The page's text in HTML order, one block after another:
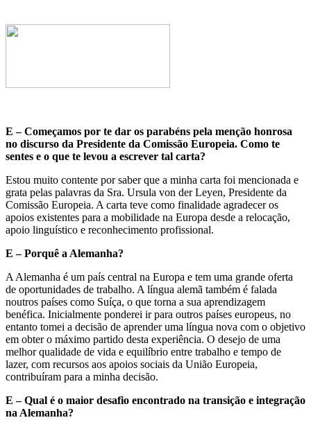
E – Começamos por te dar os parabéns pela menção honrosa
no discurso da Presidente da Comissão Europeia. Como te
sentes e o que te levou a escrever tal carta?
Estou muito contente por saber que a minha carta foi mencionada e
grata pelas palavras da Sra. Ursula von der Leyen, Presidente da
Comissão Europeia. A carta teve como finalidade agradecer os
apoios existentes para a mobilidade na Europa desde a relocação,
apoio linguístico e reconhecimento profissional.
E – Porquê a Alemanha?
A Alemanha é um país central na Europa e tem uma grande oferta
de oportunidades de trabalho. A língua alemã também é falada
noutros países como Suíça, o que torna a sua aprendizagem
benéfica. Inicialmente ponderei ir para outros países europeus, no
entanto tomei a decisão de aprender uma língua nova com o objetivo
em obter o máximo partido desta experiência. O desejo de uma
melhor qualidade de vida e equilíbrio entre trabalho e tempo de
lazer, com recursos aos apoios sociais da União Europeia,
contribuíram para a minha decisão.
E – Qual é o maior desafio encontrado na transição e integração
na Alemanha?